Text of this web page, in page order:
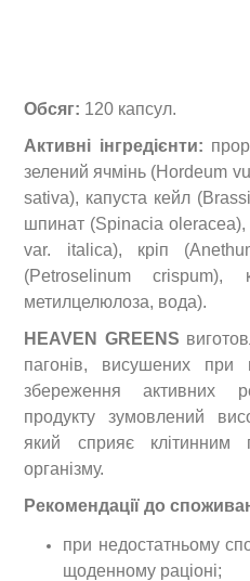
Обсяг: 120 капсул.
Активні інгредієнти:
зелений ячмінь (Hordeum
sativa), капуста кейл
шпинат (Spinacia oleracea),
var. italica), кріп
(Petroselinum crispum),
метилцелюлоза, вода).
HEAVEN GREENS
пагонів, висушених при
збереження активних
продукту зумовлений
який сприяє
організму.
Рекомендації до
при недостатньому
щоденному раціоні;